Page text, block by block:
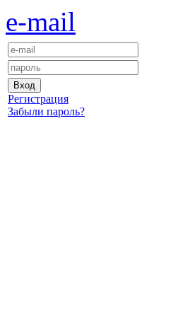
e-mail
Регистрация
Забыли пароль?